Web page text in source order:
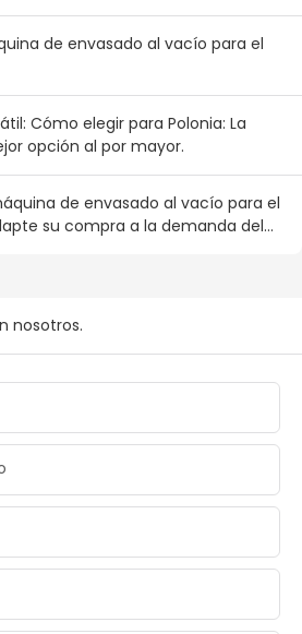
de envasado al vacío para el
Cómo elegir para Polonia: La
opción al por mayor.
de envasado al vacío para el
su compra a la demanda del
nosotros.